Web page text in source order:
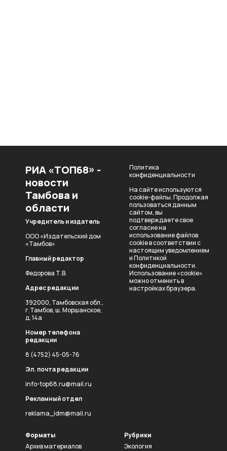
РИА «ТОП68» -
новости
Тамбова и
области
Учредитель и издатель
ООО «Издательский дом
«Тамбов»
Главный редактор
Федорова Т.В.
Адрес редакции
392000, Тамбовская обл.,
г.Тамбов, ш. Моршанское,
д. 14а
Номер телефона
редакции
8 (4752) 45-05-76
Эл. почта редакции
info-top68.ru@mail.ru
Рекламный отдел
reklama_idm@mail.ru
Политика
конфиденциальности
На сайте используются
cookie-файлы. Продолжая
пользоваться данным
сайтом, вы
подтверждаете свое
согласие на
использование файлов
cookie в соответствии с
настоящим уведомлением
иПолитикой
конфиденциальности.
Использование «cookie»
можно отменить в
настройках браузера.
Форматы
Архив материалов
Рубрики
Экология